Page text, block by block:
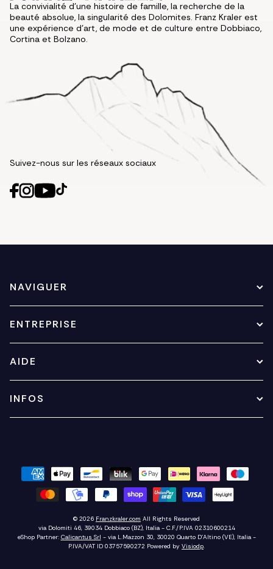
La convivialité d'une histoire de famille, la recherche de la
beauté absolue, la singularité des Dolomites. Franz Kraler est
une expérience d'art, de mode et de culture entre Dobbiaco,
Cortina et Bolzano.
Suivez-nous sur les réseaux sociaux
NAVIGUER
ENTREPRISE
AIDE
INFOS
© 2026 Franzkraler.com All Rights Reserved
via Dolomiti 46, 39034 Dobbiaco (BZ), Italia - C.F./P.IVA 02310600214
eShop Partner: Calicantus Srl - via L.Mazzon 30, 30020 Quarto D'Altino (VE), Italia -
P.IVA/VAT ID 03757590272 Powered by Visiodp.